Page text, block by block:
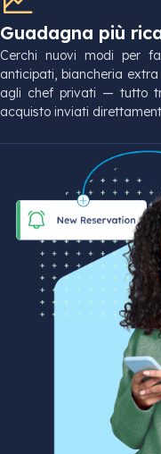
Guadagna più
Cerchi nuovi modi per
anticipati, biancheria
agli chef privati — tutto
acquisto inviati